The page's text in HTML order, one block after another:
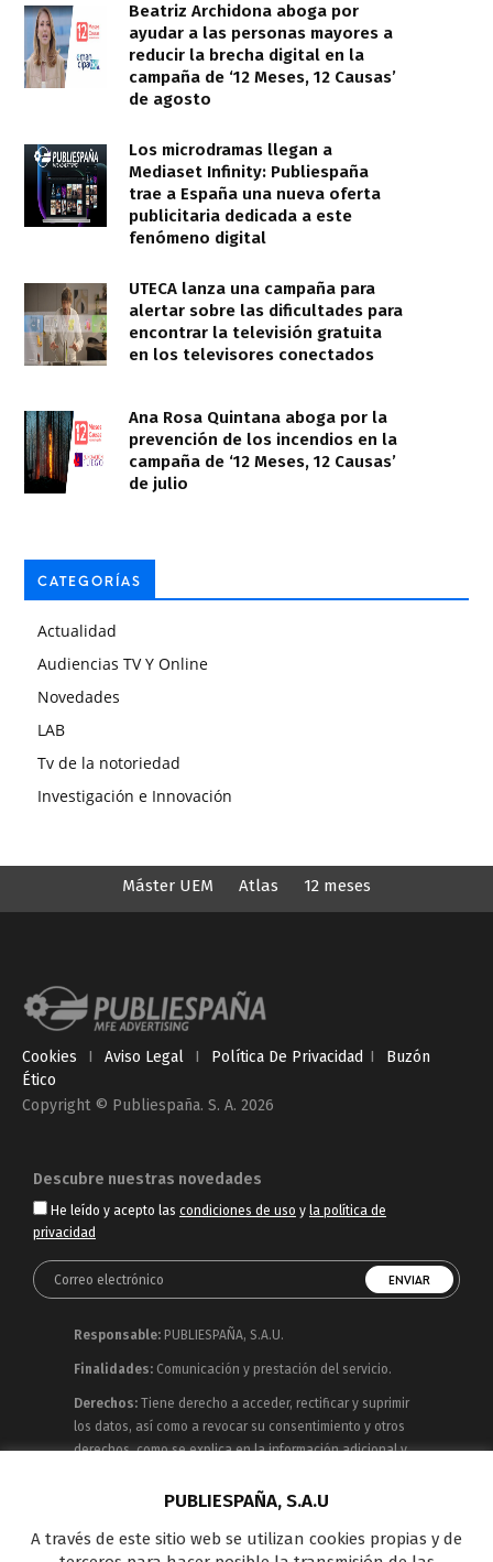
Beatriz Archidona aboga por
ayudar a las personas mayores a
reducir la brecha digital en la
campaña de ‘12 Meses, 12 Causas’
de agosto
Los microdramas llegan a
Mediaset Infinity: Publiespaña
trae a España una nueva oferta
publicitaria dedicada a este
fenómeno digital
UTECA lanza una campaña para
alertar sobre las dificultades para
encontrar la televisión gratuita
en los televisores conectados
Ana Rosa Quintana aboga por la
prevención de los incendios en la
campaña de ‘12 Meses, 12 Causas’
de julio
CATEGORÍAS
Actualidad
Audiencias TV Y Online
Novedades
LAB
Tv de la notoriedad
Investigación e Innovación
Máster UEM Atlas 12 meses
Cookies I Aviso Legal I Política De Privacidad I
Buzón
Ético
Copyright © Publiespaña. S. A. 2026
Descubre nuestras novedades
He leído y acepto las condiciones de uso y la política de
privacidad
Responsable: PUBLIESPAÑA, S.A.U.
Finalidades: Comunicación y prestación del servicio.
Derechos: Tiene derecho a acceder, rectificar y suprimir
los datos, así como a revocar su consentimiento y otros
derechos, como se explica en la información adicional y
Publiespaña es empresa de Mediaset España
PUBLIESPAÑA, S.A.U
A través de este sitio web se utilizan cookies propias y de